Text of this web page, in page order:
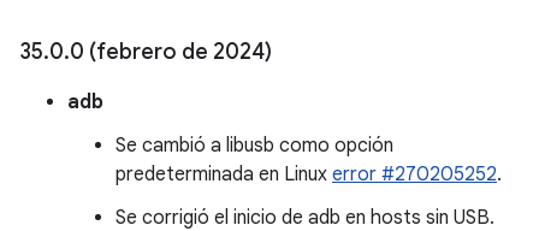
35.0.0 (febrero de 2024)
adb
Se cambió a libusb como opción
predeterminada en Linux error #270205252.
Se corrigió el inicio de adb en hosts sin USB.